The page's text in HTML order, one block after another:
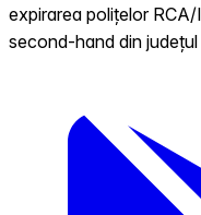
expirarea polițelor
second-hand din județul